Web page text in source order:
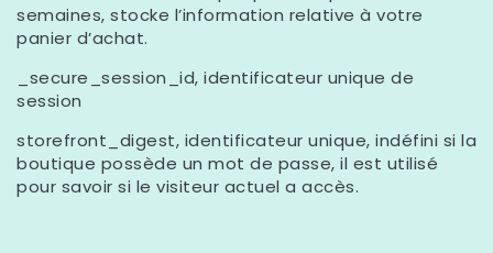
semaines, stocke l’information relative à votre
panier d’achat.
_secure_session_id, identificateur unique de
session
storefront_digest, identificateur unique, indéfini si la
boutique possède un mot de passe, il est utilisé
pour savoir si le visiteur actuel a accès.